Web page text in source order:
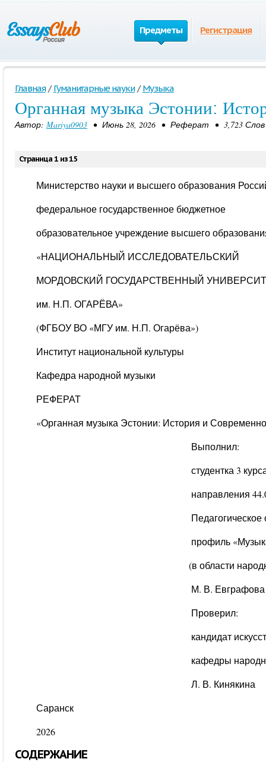
Предметы Регистрация
Главная / Гуманитарные науки / Музыка
Органная музыка Эстонии:
Автор: Mariya0903 • Июнь 28, 2026 • Реферат • 3,723
Страница 1 из 15
Министерство науки и высшего образования
федеральное государственное бюджетное
образовательное учреждение высшего
«НАЦИОНАЛЬНЫЙ ИССЛЕДОВАТЕЛЬСКИЙ
МОРДОВСКИЙ ГОСУДАРСТВЕННЫЙ
им. Н.П. ОГАРЁВА»
(ФГБОУ ВО «МГУ им. Н.П. Огарёва»)
Институт национальной культуры
Кафедра народной музыки
РЕФЕРАТ
«Органная музыка Эстонии: История и
Выполнил:
студентка 3
направления
Педагогическое
профиль «Музыкальное
(в области народно -
М. В. Евграфова
Проверил:
кандидат
кафедры народной
Л. В. Кинякина
Саранск
2026
СОДЕРЖАНИЕ